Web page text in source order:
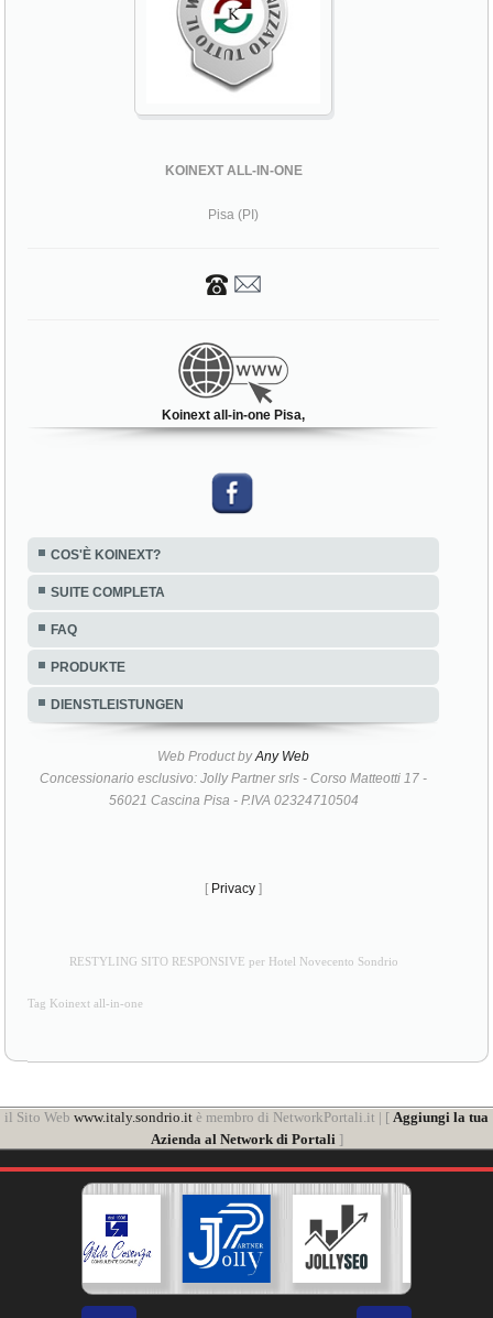
Pisa (PI)
COS'È KOINEXT?
FAQ
RESTYLING SITO RESPONSIVE per Hotel Novecento Sondrio
Tag Koinext all-in-one
www.italy.sondrio.itè membro di NetworkPortali.it | [
Azienda al Network di Portali]